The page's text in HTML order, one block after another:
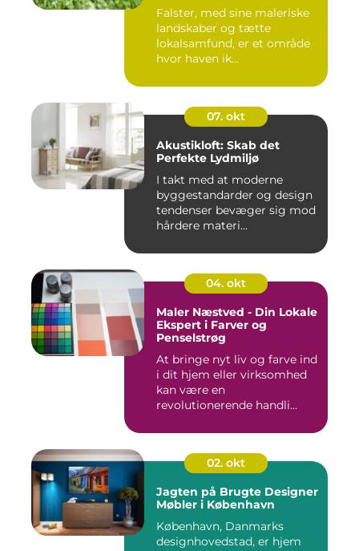
Falster, med sine maleriske
landskaber og tætte
lokalsamfund, er et område
hvor haven ik...
07. okt
Akustikloft: Skab det
Perfekte Lydmiljø
I takt med at moderne
byggestandarder og design
tendenser bevæger sig mod
hårdere materi...
04. okt
Maler Næstved - Din Lokale
Ekspert i Farver og
Penselstrøg
At bringe nyt liv og farve ind
i dit hjem eller virksomhed
kan være en
revolutionerende handli...
02. okt
Jagten på Brugte Designer
Møbler i København
København, Danmarks
designhovedstad, er hjem